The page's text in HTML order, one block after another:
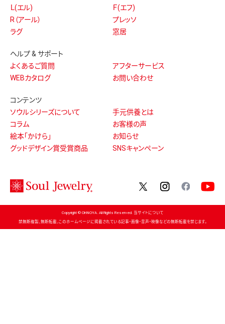
Ｌ(エル)
Ｆ(エフ)
R（アール）
プレッソ
ラグ
窓居
ヘルプ & サポート
よくあるご質問
アフターサービス
WEBカタログ
お問い合わせ
コンテンツ
ソウルシリーズについて
手元供養とは
コラム
お客様の声
絵本「かけら」
お知らせ
グッドデザイン賞受賞商品
SNSキャンペーン
twitterinstagram
Copyright © OHNOYA. All Rights Reserved. 当サイトについて
禁無断複製、無断転載、このホームページに掲載されている記事・画像・音声・映像などの無断転載を禁じます。